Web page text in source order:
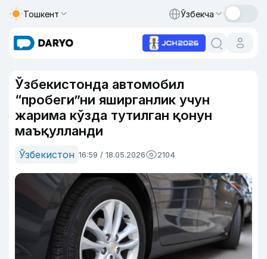
Тошкент Ўзбекча
Ўзбекистонда автомобил
“пробеги”ни яширганлик учун
жарима кўзда тутилган қонун
маъқулланди
Ўзбекистон 16:59 / 18.05.2026 2104